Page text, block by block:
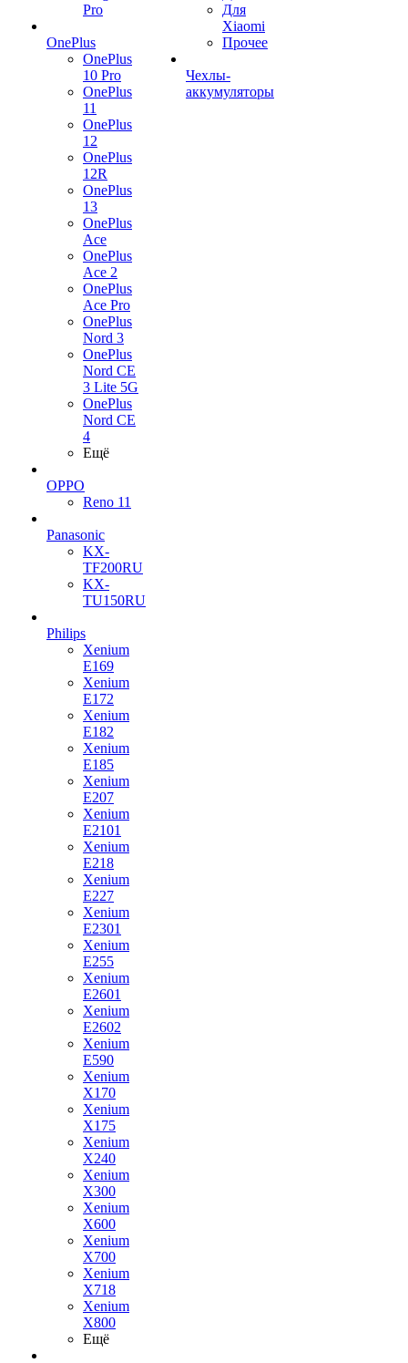
Pro
OnePlus
OnePlus
10 Pro
OnePlus
11
OnePlus
12
OnePlus
12R
OnePlus
13
OnePlus
Ace
OnePlus
Ace 2
OnePlus
Ace Pro
OnePlus
Nord 3
OnePlus
Nord CE
3 Lite 5G
OnePlus
Nord CE
4
Ещё
OPPO
Reno 11
Panasonic
KX-
TF200RU
KX-
TU150RU
Philips
Xenium
E169
Xenium
E172
Xenium
E182
Xenium
E185
Xenium
E207
Xenium
E2101
Xenium
E218
Xenium
E227
Xenium
E2301
Xenium
E255
Xenium
E2601
Xenium
E2602
Xenium
E590
Xenium
X170
Xenium
X175
Xenium
X240
Xenium
X300
Xenium
X600
Xenium
X700
Xenium
X718
Xenium
X800
Ещё
Для
Xiaomi
Прочее
Чехлы-
аккумуляторы